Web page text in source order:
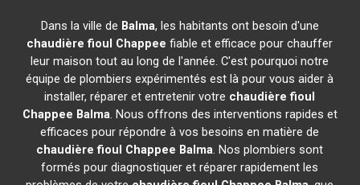
Dans la ville de Balma, les habitants ont besoin d'une
chaudière fioul Chappee fiable et efficace pour chauffer
leur maison tout au long de l'année. C'est pourquoi notre
équipe de plombiers expérimentés est là pour vous aider à
installer, réparer et entretenir votre chaudière fioul
Chappee Balma. Nous offrons des interventions rapides et
efficaces pour répondre à vos besoins en matière de
chaudière fioul Chappee Balma. Nos plombiers sont
formés pour diagnostiquer et réparer rapidement les